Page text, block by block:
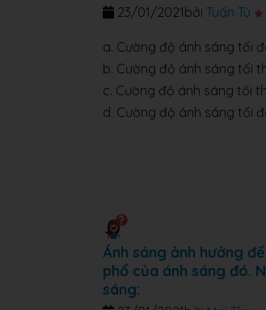
bởi Tuấn Tú
23/01/2021
a. Cường độ ánh sáng tối
b. Cường độ ánh sáng tối
c. Cường độ ánh sáng tối
d. Cường độ ánh sáng tối
Ánh sáng ảnh hưởng
phổ của ánh sáng đó.
sáng: